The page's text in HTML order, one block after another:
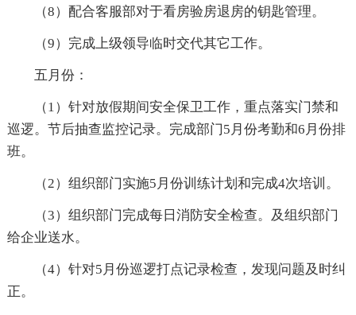
（8）配合客服部对于看房验房退房的钥匙管理。
（9）完成上级领导临时交代其它工作。
五月份：
（1）针对放假期间安全保卫工作，重点落实门禁和
巡逻。节后抽查监控记录。完成部门5月份考勤和6月份排
班。
（2）组织部门实施5月份训练计划和完成4次培训。
（3）组织部门完成每日消防安全检查。及组织部门
给企业送水。
（4）针对5月份巡逻打点记录检查，发现问题及时纠
正。